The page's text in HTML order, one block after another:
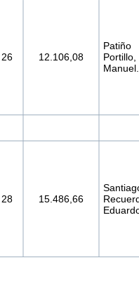
26 12.106,08
Patiño
Portillo,
Manuel.
28 15.486,66